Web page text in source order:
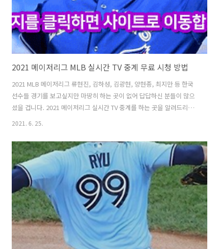
2021 메이저리그 MLB 실시간 TV 중계 무료 시청 방법
2021 MLB 메이저리그 류현진, 김하성, 김광현, 양현종, 최지만 등 한국
선수들 경기를 보고싶지만 마땅히 하는 곳이 없어 답답하신 분들이 많으
셨을 겁니다. 2021 메이저리그 실시간 TV 중계를 하는 곳을 알려드리겠
습니다. 2021 시즌 메이저리그 중계는 과거와 다른 형태로 볼 수 있는데
중계 방송 안내 2021 메이저리그 중계는 아쉽지만 예전처럼 MBC, 네이
버 스포츠에서 중계권을 잃으며 쉽게 볼 수 없어졌습니다. 메이저리그 보
는 곳 링크 앞으로 mlb를 보시려면 독점 중계권을 가지고 있는 스포티비
에서 정액제를 지불하고 경기를 시청하셔야 합니다. 하지만 해외 사이트
통해서도 경기를 무료로 볼 수 있는 방법이 있으니 끝까지 읽어주..
2021. 6. 25.